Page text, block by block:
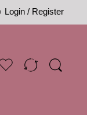
Login / Register